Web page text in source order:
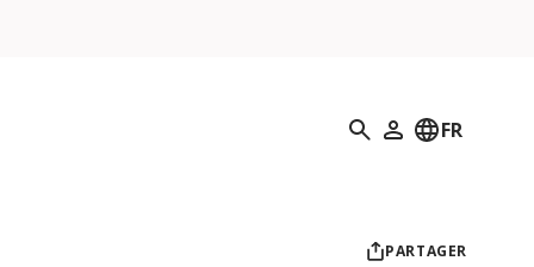
Recherche
Mon profil
FR
PARTAGER